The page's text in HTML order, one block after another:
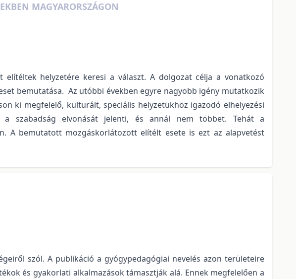
MAGYARORSZÁGON
helyzetére keresi a választ. A dolgozat célja a vonatkozó
bemutatása. Az utóbbi években egyre nagyobb igény mutatkozik
ki megfelelő, kulturált, speciális helyzetükhöz igazodó elhelyezési
szabadság elvonását jelenti, és annál nem többet. Tehát a
A bemutatott mozgáskorlátozott elítélt esete is ezt az alapvetést
szól. A publikáció a gyógypedagógiai nevelés azon területeire
és gyakorlati alkalmazások támasztják alá. Ennek megfelelően a